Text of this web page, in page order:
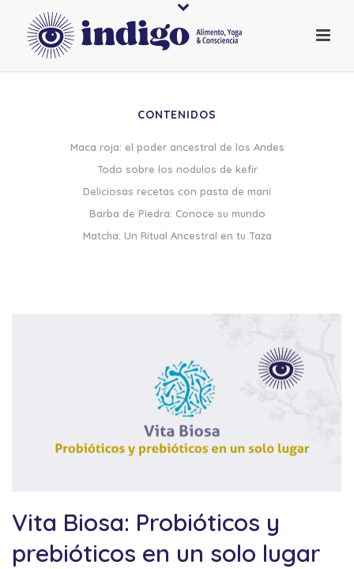
Vita Biosa: Probióticos y
prebióticos en un solo lugar
CONTENIDOS
Maca roja: el poder ancestral de los Andes
Todo sobre los nodulos de kefir
Deliciosas recetas con pasta de mani
Barba de Piedra: Conoce su mundo
Matcha: Un Ritual Ancestral en tu Taza